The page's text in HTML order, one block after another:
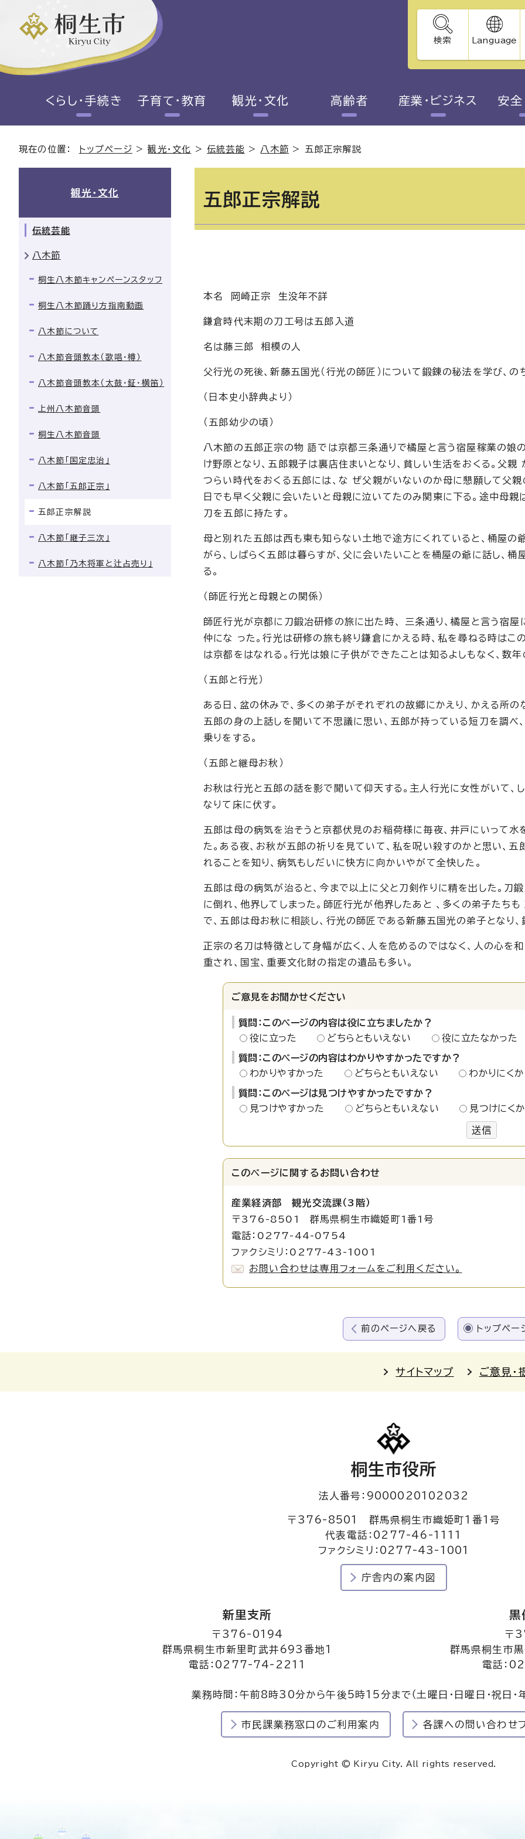
検索 Language
くらし・手続き 子育て・教育 観光・文化 高齢者 産業・ビジネス 安全
現在の位置： トップページ >観光・文化 >伝統芸能 > 八木節 > 五郎正宗解説
五郎正宗解説
本名 岡崎正宗 生没年不詳
鎌倉時代末期の刀工号は五郎入道
名は藤三郎 相模の人
父行光の死後、新藤五国光（行光の師匠）について鍛錬の秘法を学び、
（日本史小辞典より）
（五郎幼少の頃）
八木節の五郎正宗の物 語では京都三条通りで橘屋と言う宿屋稼業の娘
け野原となり、五郎親子は裏店住まいとなり、貧しい生活をおくる。父
つらい時代をおくる五郎には、な ぜ父親がいないのか母に懇願して父
日でも早く父親に会いたいと母親に泣いてたのみ関東に下る。途中母
刀を五郎に持たす。
母と別れた五郎は西も東も知らない土地で途方にくれていると、桶屋の
がら、しばらく五郎は暮らすが、父に会いたいことを桶屋の爺に話し、
る。
（師匠行光と母親との関係）
師匠行光が京都に刀鍛冶研修の旅に出た時、 三条通り、橘屋と言う宿
仲にな った。行光は研修の旅も終り鎌倉にかえる時、私を尋ねる時はこ
は京都をはなれる。行光は娘に子供ができたことは知るよしもなく、数年
（五郎と行光）
ある日、盆の休みで、多くの弟子がそれぞれの故郷にかえり、かえる所
五郎の身の上話しを聞いて不思議に思い、五郎が持っている短刀を調べ
乗りをする。
（五郎と継母お秋）
お秋は行光と五郎の話を影で聞いて仰天する。主人行光に女性がいて、
なりて床に伏す。
五郎は母の病気を治そうと京都伏見のお稲荷様に毎夜、井戸にいって水
た。ある夜、お秋が五郎の祈りを見ていて、私を呪い殺すのかと思い、
れることを知り、病気もしだいに快方に向かいやがて全快した。
五郎は母の病気が治ると、今まで以上に父と刀剣作りに精を出した。刀
に倒れ、他界してしまった。師匠行光が他界したあと 、多くの弟子たち
で、五郎は母お秋に相談し、行光の師匠である新藤五国光の弟子となり
正宗の名刀は特徴として身幅が広く、人を危めるのではなく、人の心を
重され、国宝、重要文化財の指定の遺品も多い。
ご意見をお聞かせください
質問：このページの内容は役に立ちましたか？
役に立った
どちらともいえない 役に立たなかった
質問：このページの内容はわかりやすかったですか？
わかりやすかった
どちらともいえない わかりにくか
質問：このページは見つけやすかったですか？
見つけやすかった
どちらともいえない 見つけにく
送信
このページに関する お問い合わせ
産業経済部 観光交流課（3階）
〒376-8501 群馬県桐生市織姫町1番1号
電話：0277-44-0754
ファクシミリ：0277-43-1001
お問い合わせは専用フォームをご利用ください。
観光・文化
伝統芸能
八木節
桐生八木節キャンペーンスタッフ
桐生八木節踊り方指南動画
八木節について
八木節音頭教本（歌唱・樽）
八木節音頭教本（太鼓・鉦・横笛）
上州八木節音頭
桐生八木節音頭
八木節「国定忠治」
八木節「五郎正宗」
五郎正宗解説
八木節「継子三次」
八木節「乃木将軍と辻占売り」
前のページへ戻る トップペー
サイトマップ ご意見・
桐生市役所
法人番号：9000020102032
〒376-8501 群馬県桐生市織姫町1番1号
代表電話：0277-46-1111
ファクシミリ：0277-43-1001
庁舎内の案内図
新里支所
〒376-0194
群馬県桐生市新里町武井693番地1
電話：0277-74-2211
黒
〒
群馬県桐生市
電話：
業務時間：午前8時30分から午後5時15分まで（土曜日・日曜日・祝日・
市民課業務窓口のご利用案内 各課への問い合わせ
Copyright © Kiryu City. All rights reserved.